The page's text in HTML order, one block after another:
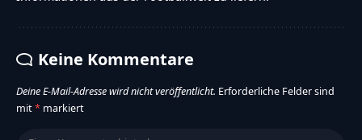
Keine Kommentare
Deine E-Mail-Adresse wird nicht veröffentlicht. Erforderliche Felder sind
mit* markiert